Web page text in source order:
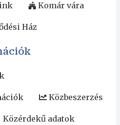
Komár vára
Ház
Közbeszerzés
Közérdekű adatok